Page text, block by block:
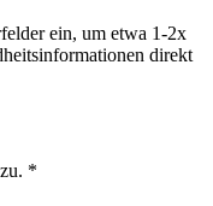
ein, um etwa 1-2x
direkt
zu. *